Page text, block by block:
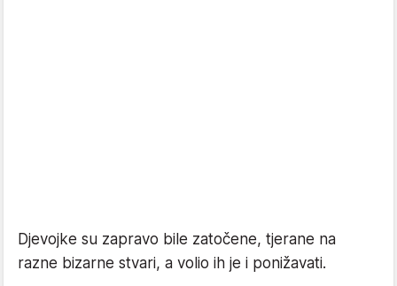
Djevojke su zapravo bile zatočene, tjerane na
razne bizarne stvari, a volio ih je i ponižavati.